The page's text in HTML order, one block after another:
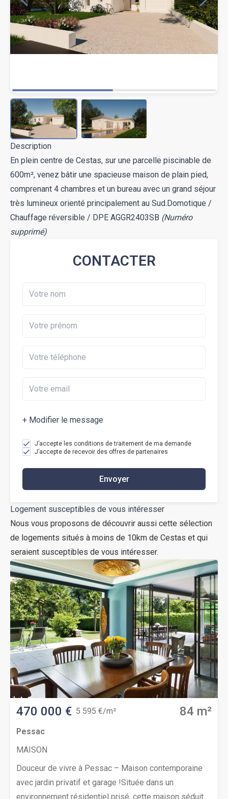
Description
En plein centre de Cestas, sur une parcelle piscinable de
600m², venez bâtir une spacieuse maison de plain pied,
comprenant 4 chambres et un bureau avec un grand séjour
très lumineux orienté principalement au Sud.Domotique /
Chauffage réversible / DPE AGGR2403SB (Numéro
supprimé)
CONTACTER
+ Modifier le message
J’accepte les conditions de traitement de ma demande
J’accepte de recevoir des offres de partenaires
Envoyer
Logement susceptibles de vous intéresser
Nous vous proposons de découvrir aussi cette sélection
de logements situés à moins de 10km de Cestas et qui
seraient susceptibles de vous intéresser.
470 000 € 5 595 €/m² 84 m²
Pessac
MAISON
Douceur de vivre à Pessac – Maison contemporaine
avec jardin privatif et garage !Située dans un
environnement résidentiel prisé, cette maison séduit